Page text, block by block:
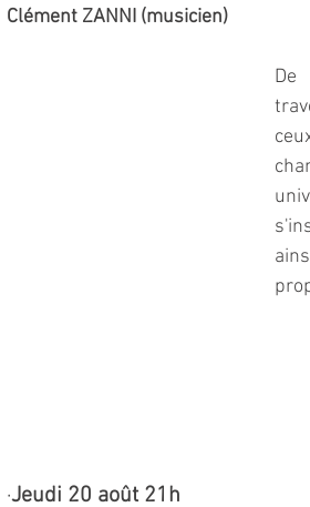
Clément ZANNI (musicien)
De
·Jeudi 20 août 21h